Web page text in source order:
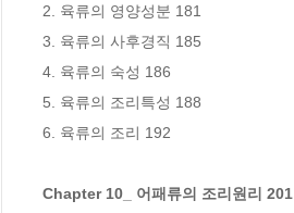
2. 육류의 영양성분 181
3. 육류의 사후경직 185
4. 육류의 숙성 186
5. 육류의 조리특성 188
6. 육류의 조리 192
Chapter 10_ 어패류의 조리원리 201